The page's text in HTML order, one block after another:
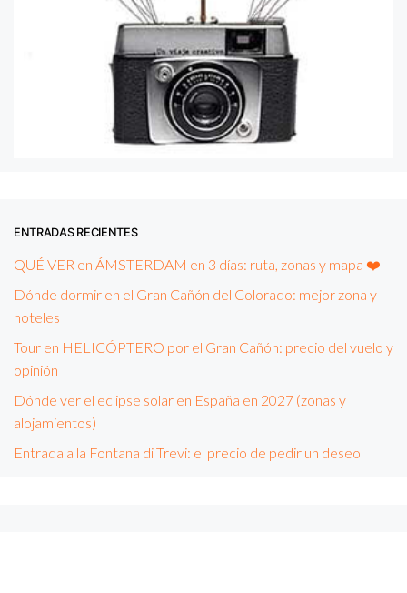
ENTRADAS RECIENTES
QUÉ VER en ÁMSTERDAM en 3 días: ruta, zonas y mapa ❤️
Dónde dormir en el Gran Cañón del Colorado: mejor zona y
hoteles
Tour en HELICÓPTERO por el Gran Cañón: precio del vuelo y
opinión
Dónde ver el eclipse solar en España en 2027 (zonas y
alojamientos)
Entrada a la Fontana di Trevi: el precio de pedir un deseo